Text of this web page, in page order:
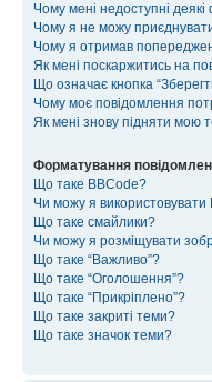
Чому мені недоступні
Чому я не можу
Чому я отримав
Як мені поскаржитись на
Що означає кнопка
Чому моє повідомлення
Як мені знову підняти мою
Форматування
Що таке BBCode?
Чи можу я використовувати
Що таке смайлики?
Чи можу я розміщувати
Що таке “Важливо”?
Що таке “Оголошення”?
Що таке “Прикріплено”?
Що таке закриті теми?
Що таке значок теми?